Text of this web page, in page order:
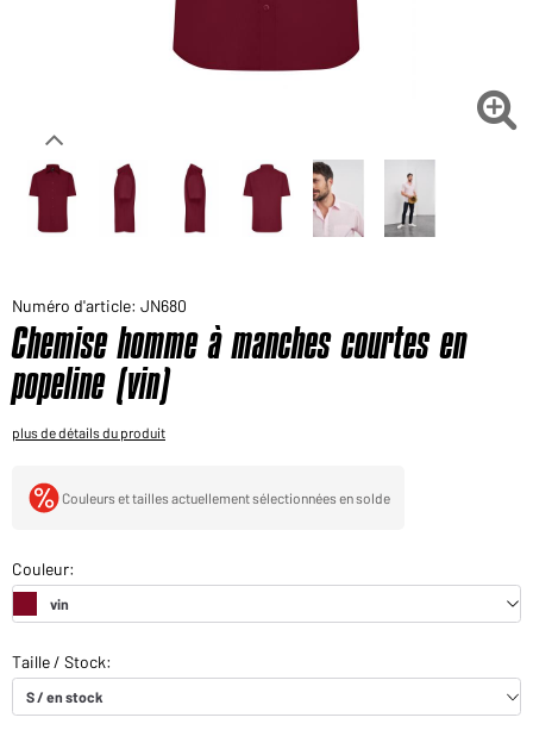
Voudriez-vous acheter des produits pour votre besoin

Numéro d'article: JN680
Chemise homme à manches courtes en
popeline (vin)
plus de détails du produit
Couleurs et tailles actuellement sélectionnées en solde